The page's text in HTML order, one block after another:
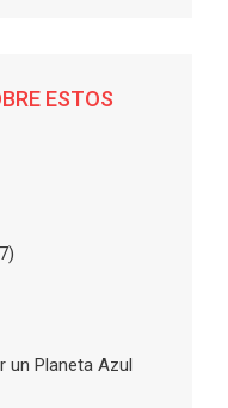
ESTOS
un Planeta Azul